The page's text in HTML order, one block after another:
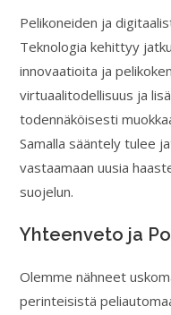
Pelikoneiden ja
Teknologia kehittyy
innovaatioita ja
virtuaalitodellisuus ja
todennäköisesti
Samalla sääntely tulee
vastaamaan uusia
suojelun.
Yhteenveto ja
Olemme nähneet
perinteisistä